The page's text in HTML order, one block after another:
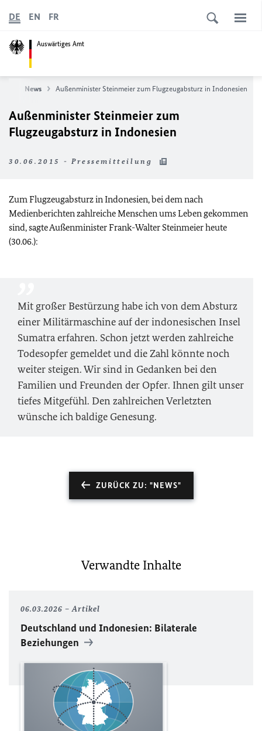
Auswärtiges Amt
DE EN FR
News Außenminister Steinmeier zum Flugzeugabsturz in Indonesien
Außenminister Steinmeier zum
Flugzeugabsturz in Indonesien
30.06.2015 - Pressemitteilung
Zum Flugzeugabsturz in Indonesien, bei dem nach
Medienberichten zahlreiche Menschen ums Leben gekommen
sind, sagte Außenminister Frank-Walter Steinmeier heute
(30.06.):
Mit großer Bestürzung habe ich von dem Absturz
einer Militärmaschine auf der indonesischen Insel
Sumatra erfahren. Schon jetzt werden zahlreiche
Todesopfer gemeldet und die Zahl könnte noch
weiter steigen. Wir sind in Gedanken bei den
Familien und Freunden der Opfer. Ihnen gilt unser
tiefes Mitgefühl. Den zahlreichen Verletzten
wünsche ich baldige Genesung.
ZURÜCK ZU: "NEWS"
Verwandte Inhalte
06.03.2026 Artikel
Deutschland und Indonesien: Bilaterale
Beziehungen